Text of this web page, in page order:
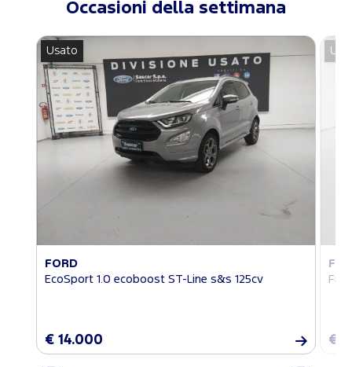
Occasioni della settimana
Usato
FORD
EcoSport 1.0 ecoboost ST-Line s&s 125cv
€ 14.000 €